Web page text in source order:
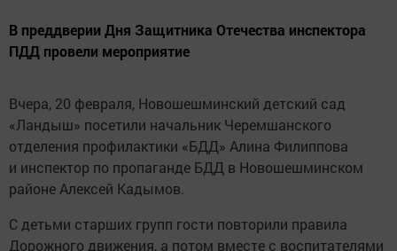
В преддверии Дня Защитника Отечества инспектора
ПДД провели мероприятие
Вчера, 20 февраля, Новошешминский детский сад
«Ландыш» посетили начальник Черемшанского
отделения профилактики «БДД» Алина Филиппова
и инспектор по пропаганде БДД в Новошешминском
районе Алексей Кадымов.
С детьми старших групп гости повторили правила
Дорожного движения, а потом вместе с воспитателями